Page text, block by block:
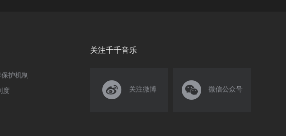
护机制
度
关注千千音乐
 关注微博  微信公众号